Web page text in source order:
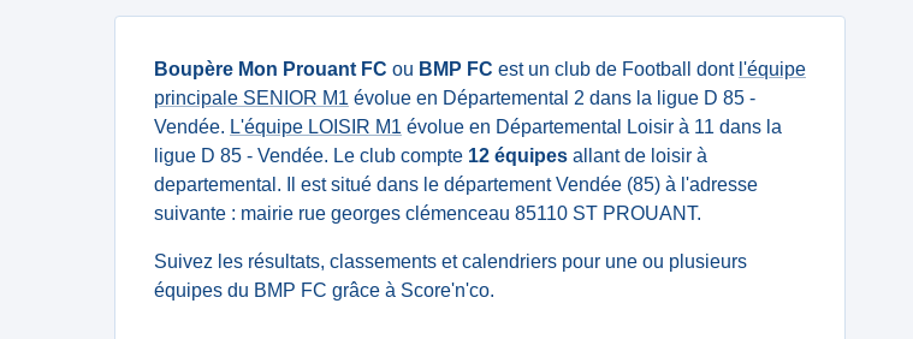
Boupère Mon Prouant FC ou BMP FC est un club de Football dont l'équipe
principale SENIOR M1 évolue en Départemental 2 dans la ligue D 85 -
Vendée. L'équipe LOISIR M1 évolue en Départemental Loisir à 11 dans la
ligue D 85 - Vendée. Le club compte 12 équipes allant de loisir à
departemental. Il est situé dans le département Vendée (85) à l'adresse
suivante : mairie rue georges clémenceau 85110 ST PROUANT.
Suivez les résultats, classements et calendriers pour une ou plusieurs
équipes du BMP FC grâce à Score'n'co.